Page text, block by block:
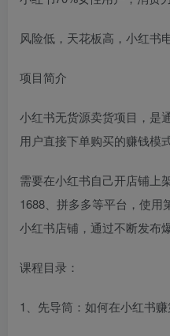
风险低，天花板高，小红书
项目简介
小红书无货源卖货项目，是
用户直接下单购买的赚钱模式
需要在小红书自己开店铺上
1688、拼多多等平台，使用
小红书店铺，通过不断发布
课程目录：
1、先导筒：如何在小红书